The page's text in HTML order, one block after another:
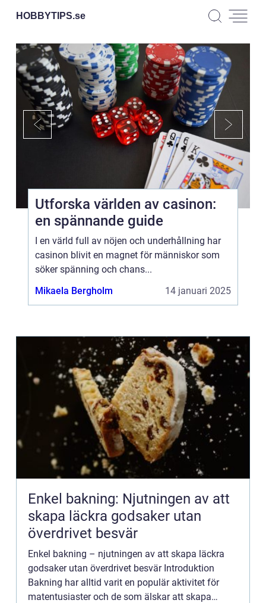
HOBBYTIPS.se
Utforska världen av casinon:
en spännande guide
I en värld full av nöjen och underhållning har
casinon blivit en magnet för människor som
söker spänning och chans...
Mikaela Bergholm
14 januari 2025
Enkel bakning: Njutningen av att
skapa läckra godsaker utan
överdrivet besvär
Enkel bakning – njutningen av att skapa läckra
godsaker utan överdrivet besvär Introduktion
Bakning har alltid varit en populär aktivitet för
matentusiaster och de som älskar att skapa